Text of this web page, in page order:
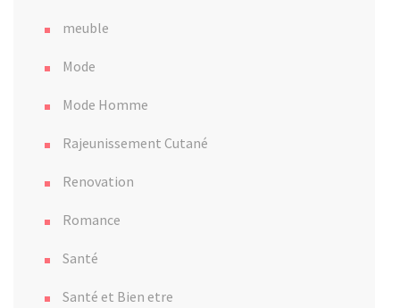
meuble
Mode
Mode Homme
Rajeunissement Cutané
Renovation
Romance
Santé
Santé et Bien etre